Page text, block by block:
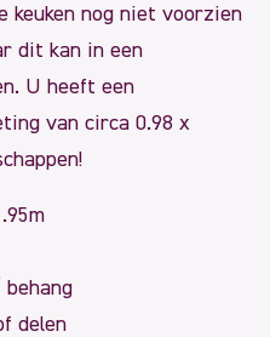
keuken nog niet voorzien
dit kan in een
U heeft een
van circa 0.98 x
delen